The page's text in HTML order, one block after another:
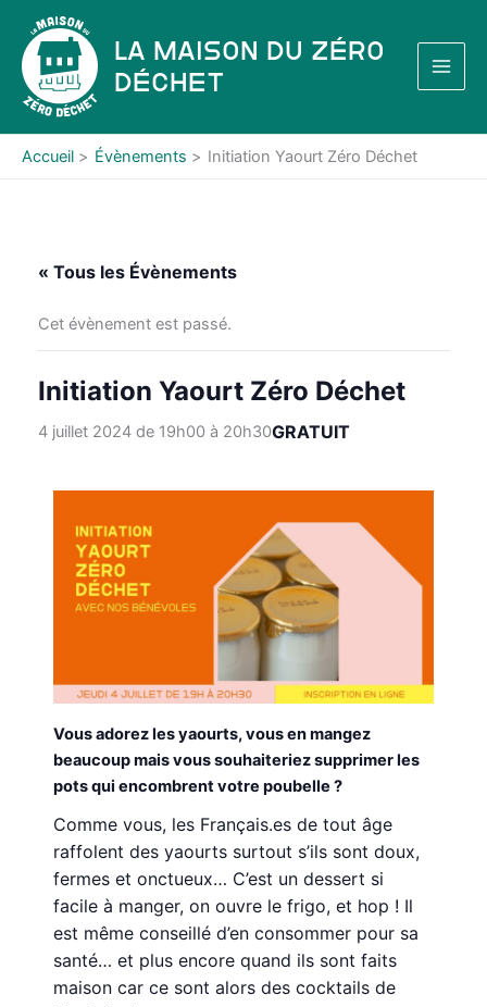
contenu
La Maison du Zéro
Déchet
Accueil Évènements Initiation Yaourt Zéro Déchet
« Tous les Évènements
Cet évènement est passé.
Initiation Yaourt Zéro Déchet
4 juillet 2024 de 19h00à 20h30GRATUIT
Vous adorez les yaourts, vous en mangez
beaucoup mais vous souhaiteriez supprimer les
pots qui encombrent votre poubelle ?
Comme vous, les Français.es de tout âge
raffolent des yaourts surtout s’ils sont doux,
fermes et onctueux… C’est un dessert si
facile à manger, on ouvre le frigo, et hop ! Il
est même conseillé d’en consommer pour sa
santé… et plus encore quand ils sont faits
maison car ce sont alors des cocktails de